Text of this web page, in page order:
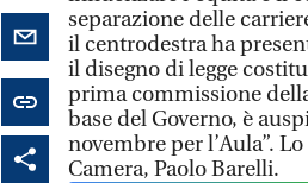
separazione delle
il centrodestra ha
il disegno di legge
prima commissione
base del Governo, è
novembre per l’Aula”.
Camera, Paolo Barelli.